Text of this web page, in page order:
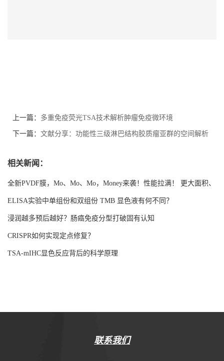
上一篇： 多重免疫荧光TSA技术解析肿瘤免疫微环境
下一篇： 文献分享：功能性三级淋巴结构胶质瘤亚群的空间解析
相关新闻：
全新PVDF膜，Mo、Mo、Mo，Money来袭！性能拉满！ 更大面积、
更强吸附！
ELISA实验中单组份和双组份 TMB 显色液有何不同？
浸润越多预后越好？肠癌免疫分型打破固有认知
CRISPR如何实现定点修复？
TSA-mIHC显色反应背后的科学原理
联系我们